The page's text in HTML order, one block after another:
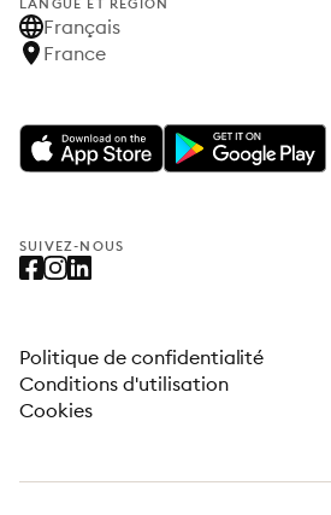
LANGUE ET RÉGION
Français
France
SUIVEZ-NOUS
Politique de confidentialité
Conditions d'utilisation
Cookies